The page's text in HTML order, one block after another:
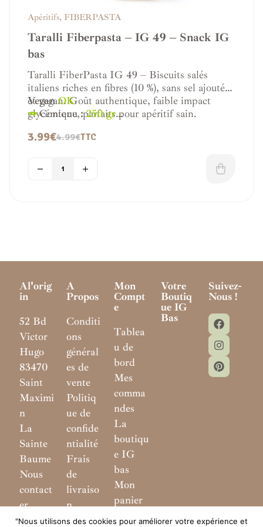
Apéritifs, FIBERPASTA
Taralli Fiberpasta – IG 49 – Snack IG
bas
Taralli FiberPasta IG 49 – Biscuits salés
italiens riches en fibres (10 %), sans sel ajouté
et vegan. Goût authentique, faible impact
glycémique, parfaits pour apéritif sain.
VeganOK
⇒ Contenu:250 gr
4.99€
3.99€ TTC
Al'orig
In
52 Bd
Victor
Hugo
83470
Saint
Maximi
n
La
Sainte
Baume
Nous
contact
er
A
Propos
Conditi
ons
général
es de
vente
Politiq
ue de
confide
ntialité
Frais
de
livraiso
n
Mon
Compt
E
Tablea
u de
bord
Mes
comma
ndes
La
boutiqu
e IG
bas
Mon
panier
Votre
Boutiq
Ue IG
Bas
Suivez-
Nous !
"Nous utilisons des cookies pour améliorer votre expérience et